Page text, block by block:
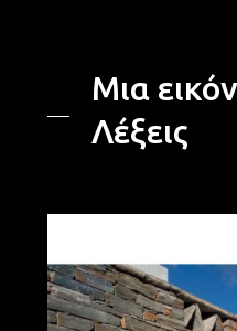
Μια
Λέξεις